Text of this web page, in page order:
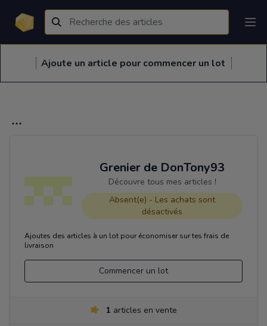
Grenier de DonTony93
Découvre tous mes articles !
Absent(e) - Les achats sont
désactivés
Ajoutes des articles à un lot pour économiser sur tes frais de
livraison
Commencer un lot
1 articles en vente
Ajoute un article pour commencer un lot